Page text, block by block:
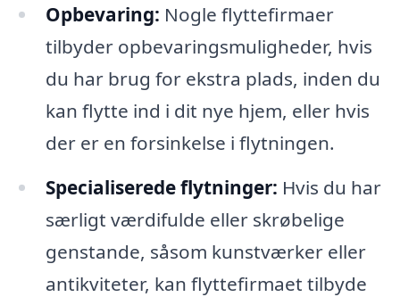
Opbevaring: Nogle flyttefirmaer
tilbyder opbevaringsmuligheder, hvis
du har brug for ekstra plads, inden du
kan flytte ind i dit nye hjem, eller hvis
der er en forsinkelse i flytningen.
Specialiserede flytninger: Hvis du har
særligt værdifulde eller skrøbelige
genstande, såsom kunstværker eller
antikviteter, kan flyttefirmaet tilbyde